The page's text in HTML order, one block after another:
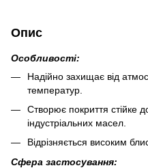
Опис
Особливості:
Надійно захищає від
температур.
Створює покриття стійке
індустріальних масел.
Відрізняється високим
Сфера застосування: